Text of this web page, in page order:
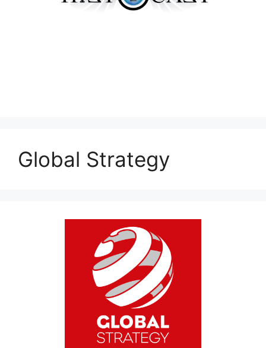
Global Strategy